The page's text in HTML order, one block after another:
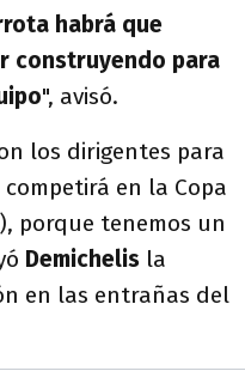
habrá que
construyendo para
", avisó.
los dirigentes para
en la Copa
porque tenemos un
Demichelis la
en las entrañas del